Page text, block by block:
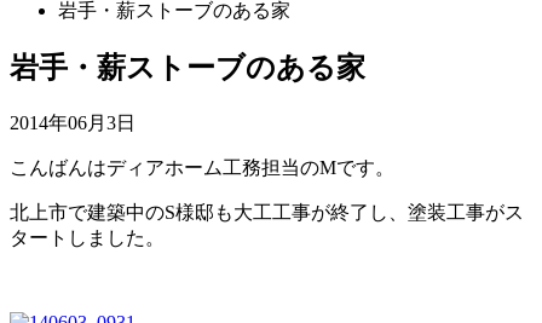
岩手・薪ストーブのある家
岩手・薪ストーブのある家
2014年06月3日
こんばんはディアホーム工務担当のMです。
北上市で建築中のS様邸も大工工事が終了し、塗装工事がス
タートしました。